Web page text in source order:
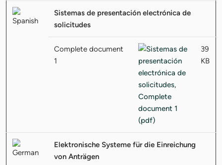
Sistemas de presentación electrónica de
solicitudes
Complete document
1
39
KB
Elektronische Systeme für die Einreichung
von Anträgen